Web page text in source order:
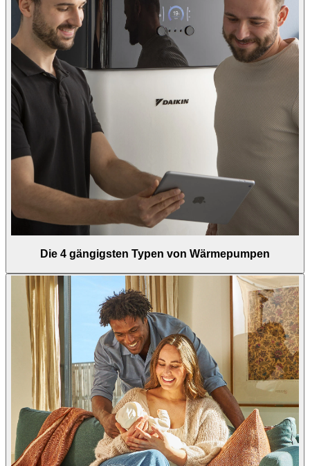
Die 4 gängigsten Typen von Wärmepumpen